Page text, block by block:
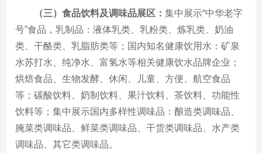
（三）食品饮料及调味品展区：集中展示“中华老字
号”食品，乳制品：液体乳类、乳粉类、炼乳类、奶油
类、干酪类、乳脂肪类等；国内知名健康饮用水：矿泉
水苏打水、纯净水、富氢水等相关健康饮水品牌企业；
烘焙食品、生物发酵、休闲、儿童、方便、航空食品
等；碳酸饮料、奶制饮料、果汁饮料、茶饮料、功能性
饮料等；集中展示国内多样性调味品：酿造类调味品、
腌菜类调味品、鲜菜类调味品、干货类调味品、水产类
调味品、其它类调味品。